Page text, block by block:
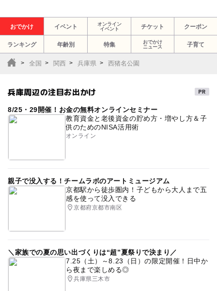
おでかけ イベント
オンライン
イベント
チケット クーポン
ランキング 年齢別 特集
おでかけ
ニュース
子育て
全国 関西 兵庫県 西猪名公園
兵庫周辺の注目お出かけ
8/25・29開催！お金の無料オンラインセミナー
教育資金と老後資金の貯め方・増やし方＆子
供のためのNISA活用術
オンライン
親子で没入する！チームラボのアートミュージアム
京都駅から徒歩圏内！子どもから大人まで五
感を使って没入できる
京都府京都市南区
＼家族での夏の思い出づくりは“超”夏祭りで決まり／
7.25（土）～8.23（日）の限定開催！日中か
ら夜まで楽しめる◎
兵庫県三木市